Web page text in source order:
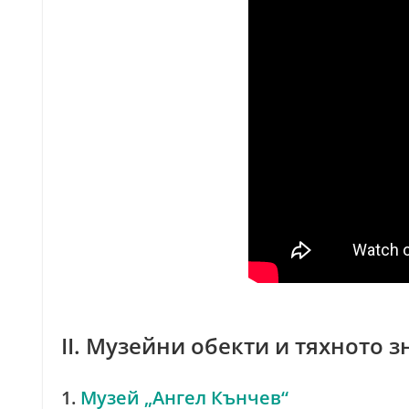
II. Музейни обекти и тяхното
1. Музей „Ангел Кънчев“